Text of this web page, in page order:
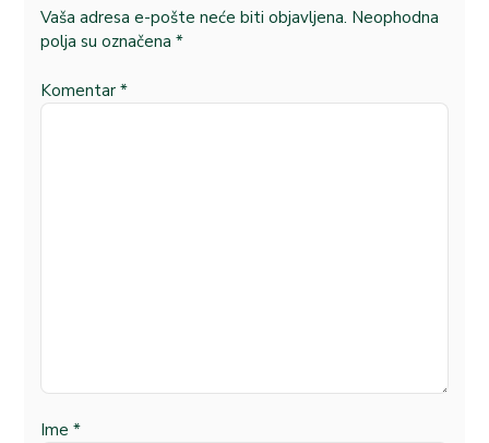
Vaša adresa e-pošte neće biti objavljena. Neophodna
polja su označena *
Komentar *
Ime *